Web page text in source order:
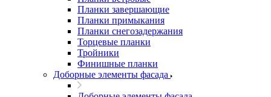
Планки завершающие
Планки примыкания
Планки снегозадержания
Торцевые планки
Тройники
Финишные планки
Доборные элементы фасада